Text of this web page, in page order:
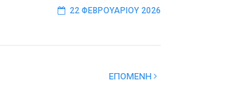
22 ΦΕΒΡΟΥΑΡΊΟΥ 2026
ΕΠΟΜΕΝΗ